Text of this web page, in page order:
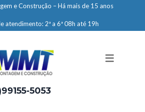
e Construção – Há mais de 15 anos
atendimento: 2ª a 6ª 08h até 19h
5053